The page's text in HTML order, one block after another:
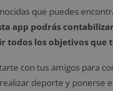
que puedes
app podrás
todos los objetivos que
con tus amigos para
deporte y ponerse